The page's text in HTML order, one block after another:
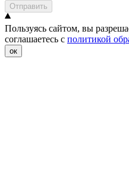
Отправить
Пользуясь сайтом, вы
соглашаетесь с политикой
ок